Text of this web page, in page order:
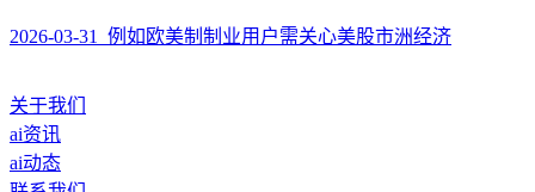
2026-03-31 例如欧美制制业用户需关心美股市洲经济
关于我们
ai资讯
ai动态